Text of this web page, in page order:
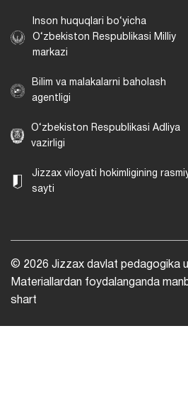
Inson huquqlari bo‘yicha
O‘zbekiston Respublikasi Milliy
markazi
Bilim va malakalarni baholash
agentligi
O‘zbekiston Respublikasi Adliya
vazirligi
Jizzax viloyati hokimligining
sayti
© 2026 Jizzax davlat pedagogika
Materiallardan foydalanganda
shart